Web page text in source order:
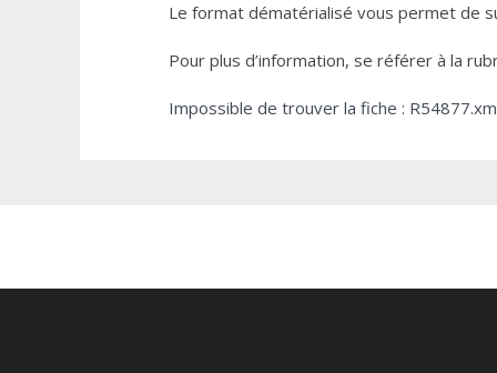
Le format dématérialisé vous permet de
Pour plus d’information, se référer à la
Impossible de trouver la fiche :